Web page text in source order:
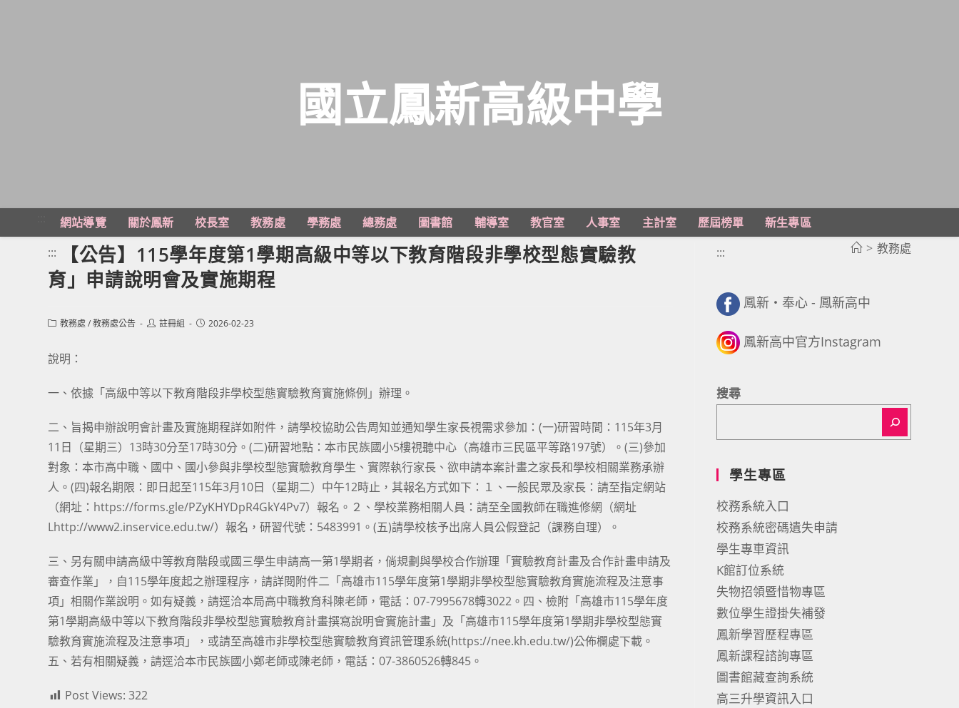
主
國立鳳新高級中學
網站導覽 關於鳳新 校長室 教務處 學務處 總務處 圖書館 輔導室 教官室 人事室 主計室 歷屆榜單
新生專區
> 教務處
:::
【公告】115學年度第1學期高級中等以下教育階段非學校型態實驗教
育」申請說明會及實施期程
Post教務處 /教務處公告
Post註冊組
Post2026-02-23
說明：
一、依據「高級中等以下教育階段非學校型態實驗教育實施條例」辦理。
二、旨揭申辦說明會計畫及實施期程詳如附件，請學校協助公告周知並通知學生家長視需求參加：(一)研習時間：115年3月
11日（星期三）13時30分至17時30分。(二)研習地點：本市民族國小5樓視聽中心（高雄市三民區平等路197號）。(三)參加
對象：本市高中職、國中、國小參與非學校型態實驗教育學生、實際執行家長、欲申請本案計畫之家長和學校相關業務承辦
人。(四)報名期限：即日起至115年3月10日（星期二）中午12時止，其報名方式如下：１、一般民眾及家長：請至指定網站
（網址：https://forms.gle/PZyKHYDpR4GkY4Pv7）報名。２、學校業務相關人員：請至全國教師在職進修網（網址
Lhttp://www2.inservice.edu.tw/）報名，研習代號：5483991。(五)請學校核予出席人員公假登記（課務自理）。
三、另有關申請高級中等教育階段或國三學生申請高一第1學期者，倘規劃與學校合作辦理「實驗教育計畫及合作計畫申請及
審查作業」，自115學年度起之辦理程序，請詳閱附件二「高雄市115學年度第1學期非學校型態實驗教育實施流程及注意事
項」相關作業說明。如有疑義，請逕洽本局高中職教育科陳老師，電話：07-7995678轉3022。四、檢附「高雄市115學年度
第1學期高級中等以下教育階段非學校型態實驗教育計畫撰寫說明會實施計畫」及「高雄市115學年度第1學期非學校型態實
驗教育實施流程及注意事項」，或請至高雄市非學校型態實驗教育資訊管理系統(https://nee.kh.edu.tw/)公佈欄處下載。
五、若有相關疑義，請逕洽本市民族國小鄭老師或陳老師，電話：07-3860526轉845。
Post Views: 322
:::
鳳新・奉心 - 鳳新高中
鳳新高中官方Instagram
搜尋
學生專區
校務系統入口
校務系統密碼遺失申請
學生專車資訊
K館訂位系統
失物招領暨惜物專區
數位學生證掛失補發
鳳新學習歷程專區
鳳新課程諮詢專區
圖書館藏查詢系統
高三升學資訊入口